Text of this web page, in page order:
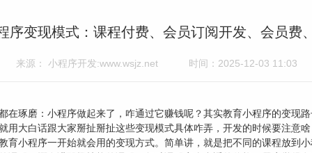
序变现模式：课程付费、会员订阅开发、会员费
来源： 小程序开发:www.wsjz.net 时间：2025-12-03 11:03
在琢磨：小程序做起来了，咋通过它赚钱呢？其实教育小程序的变现
用大白话跟大家掰扯掰扯这些变现模式具体咋弄，开发的时候要注意
育小程序一开始就会用的变现方式。简单讲，就是把不同的课程放到